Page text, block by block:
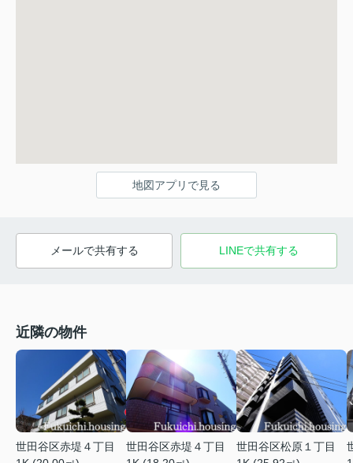
地図アプリで見る
メールで共有する LINEで共有する
近隣の物件
世田谷区赤堤４丁目
世田谷区赤堤４丁目
世田谷区松原１丁目